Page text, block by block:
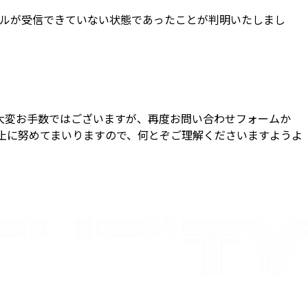
受信できていない状態であったことが判明いたしまし
お手数ではございますが、再度お問い合わせフォームか
努めてまいりますので、何とぞご理解くださいますようよ